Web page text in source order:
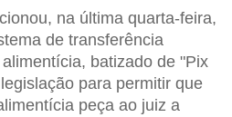
na última quarta-feira,
de transferência
batizado de "Pix
para permitir que
peça ao juiz a